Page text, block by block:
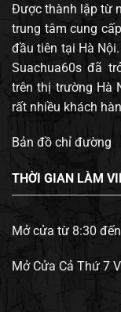
Được thành lập từ
trung tâm cung
đầu tiên tại Hà
Suachua60s đã
trên thị trường Hà
rất nhiều khách
Bản đồ chỉ đường
THỜI GIAN LÀM
Mở cửa từ 8:30
Mở Cửa Cả Thứ 7